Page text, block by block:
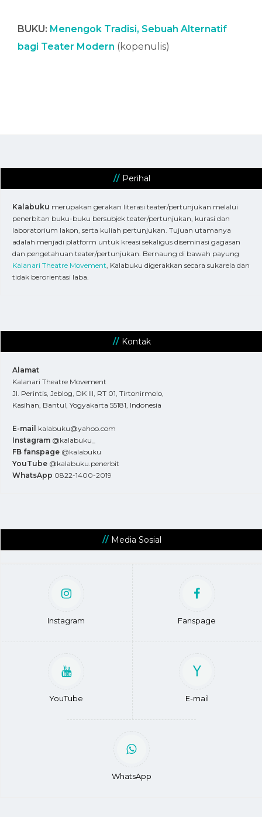
BUKU: Menengok Tradisi, Sebuah Alternatif
bagi Teater Modern (kopenulis)
Perihal
Kalabuku merupakan gerakan literasi teater/pertunjukan melalui
penerbitan buku-buku bersubjek teater/pertunjukan, kurasi dan
laboratorium lakon, serta kuliah pertunjukan. Tujuan utamanya
adalah menjadi platform untuk kreasi sekaligus diseminasi gagasan
dan pengetahuan teater/pertunjukan. Bernaung di bawah payung
Kalanari Theatre Movement, Kalabuku digerakkan secara sukarela dan
tidak berorientasi laba.
Kontak
Alamat
Kalanari Theatre Movement
Jl. Perintis, Jeblog, DK III, RT 01, Tirtonirmolo,
Kasihan, Bantul, Yogyakarta 55181, Indonesia
E-mail kalabuku@yahoo.com
Instagram @kalabuku_
FB fanspage @kalabuku
YouTube @kalabuku.penerbit
WhatsApp 0822-1400-2019
Media Sosial
Instagram Fanspage
YouTube E-mail
WhatsApp